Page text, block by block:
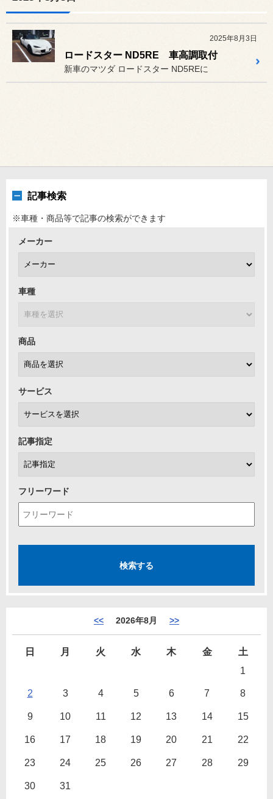
2025年8月3日
ロードスター ND5RE 車高調取付
新車のマツダ ロードスター ND5REに
記事検索
※車種・商品等で記事の検索ができます
メーカー
車種
商品
サービス
記事指定
フリーワード
<< 2026年8月 >>
日 月 火 水 木 金
土
1
2 3 4 5 6 7 8
9 10 11 12 13 14 15
16 17 18 19 20 21 22
23 24 25 26 27 28 29
30 31